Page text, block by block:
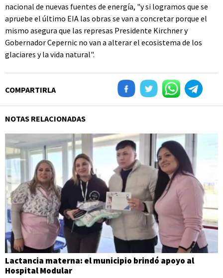
nacional de nuevas fuentes de energía, "y si logramos que se
apruebe el último EIA las obras se van a concretar porque el
mismo asegura que las represas Presidente Kirchner y
Gobernador Cepernic no van a alterar el ecosistema de los
glaciares y la vida natural".
COMPARTIRLA
NOTAS RELACIONADAS
Lactancia materna: el municipio brindó apoyo al
Hospital Modular